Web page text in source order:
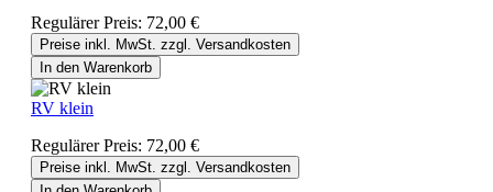
Regulärer Preis: 72,00 €
Preise inkl. MwSt. zzgl. Versandkosten
In den Warenkorb
RV klein
Regulärer Preis: 72,00 €
Preise inkl. MwSt. zzgl. Versandkosten